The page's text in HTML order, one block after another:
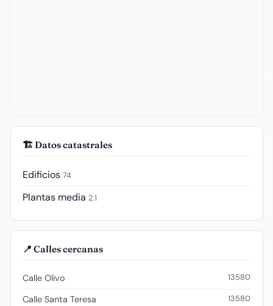
🏗️ Datos catastrales
Edificios 74
Plantas media 2.1
📍 Calles cercanas
Calle Olivo 13580
Calle Santa Teresa 13580